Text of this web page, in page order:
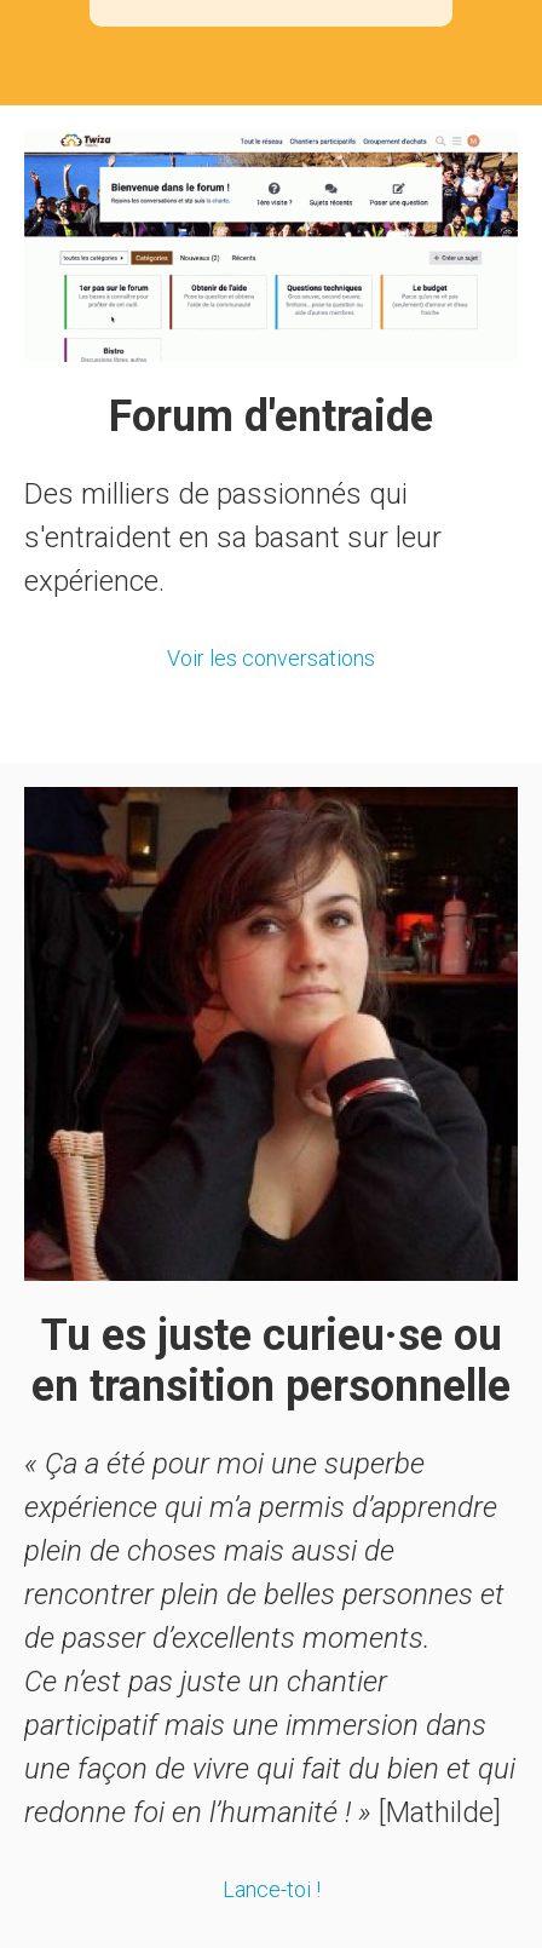
Forum d'entraide
Des milliers de passionnés qui
s'entraident en sa basant sur leur
expérience.
Voir les conversations
Tu es juste curieu·se ou
en transition personnelle
« Ça a été pour moi une superbe
expérience qui m’a permis d’apprendre
plein de choses mais aussi de
rencontrer plein de belles personnes et
de passer d’excellents moments.
Ce n’est pas juste un chantier
participatif mais une immersion dans
une façon de vivre qui fait du bien et qui
redonne foi en l’humanité ! » [Mathilde]
Lance-toi !